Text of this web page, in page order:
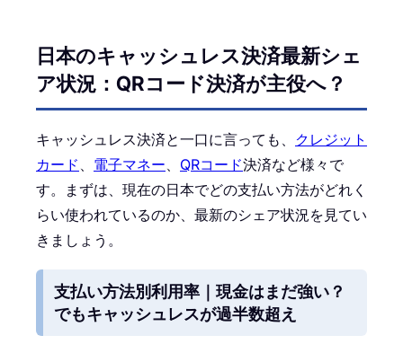
日本のキャッシュレス決済最新シェ
ア状況：QRコード決済が主役へ？
キャッシュレス決済と一口に言っても、 クレジット
カード 、 電子マネー、 QRコード決済など様々で
す。まずは、現在の日本でどの支払い方法がどれく
らい使われているのか、最新のシェア状況を見てい
きましょう。
支払い方法別利用率｜現金はまだ強い？
でもキャッシュレスが過半数超え